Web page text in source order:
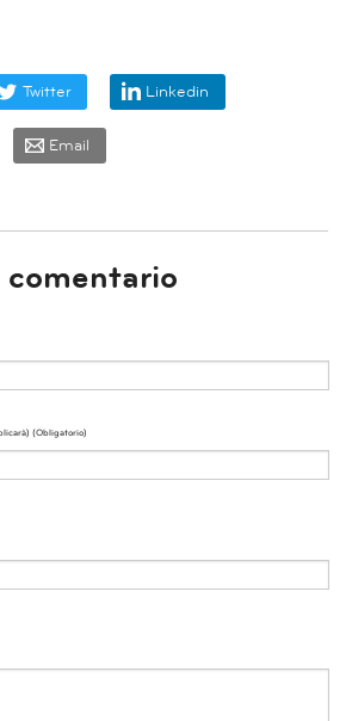
Twitter Linkedin
Email
(obligatorio)